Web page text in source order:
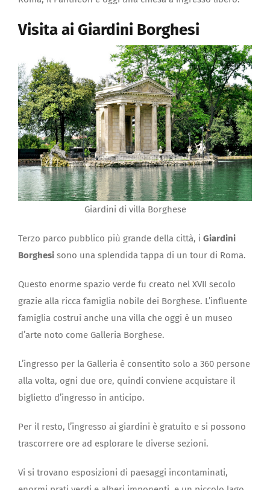
Visita ai Giardini Borghesi
Giardini di villa Borghese
Terzo parco pubblico più grande della città, i Giardini
Borghesi sono una splendida tappa di un tour di Roma.
Questo enorme spazio verde fu creato nel XVII secolo
grazie alla ricca famiglia nobile dei Borghese. L’influente
famiglia costruì anche una villa che oggi è un museo
d’arte noto come Galleria Borghese.
L’ingresso per la Galleria è consentito solo a 360 persone
alla volta, ogni due ore, quindi conviene acquistare il
biglietto d’ingresso in anticipo.
Per il resto, l’ingresso ai giardini è gratuito e si possono
trascorrere ore ad esplorare le diverse sezioni.
Vi si trovano esposizioni di paesaggi incontaminati,